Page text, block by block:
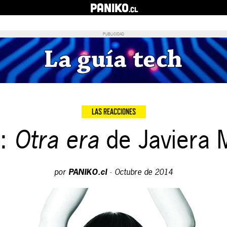
PANIKO.cl
PUBLICIDAD
LAS REACCIONES
Otra era de Javiera
por PANIKO.cl· Octubre de 2014